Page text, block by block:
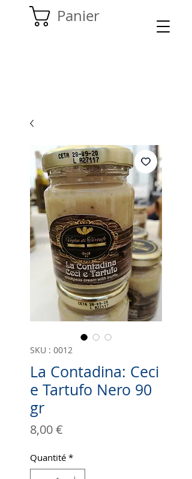
Panier
SKU : 0012
La Contadina: Ceci
e Tartufo Nero 90
gr
8,00 €
Quantité *